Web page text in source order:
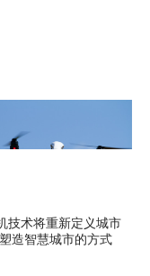
技术将重新定义城市
造智慧城市的方式